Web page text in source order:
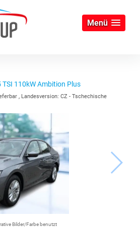
Menü
TSI 110kW Ambition Plus
, Landesversion: CZ - Tschechische
Bilder/Farbe benutzt